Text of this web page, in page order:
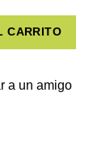
CARRITO
a un amigo